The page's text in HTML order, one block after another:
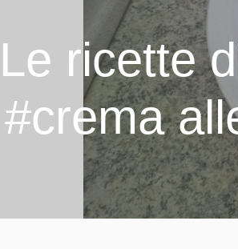
Le ricette
#crema